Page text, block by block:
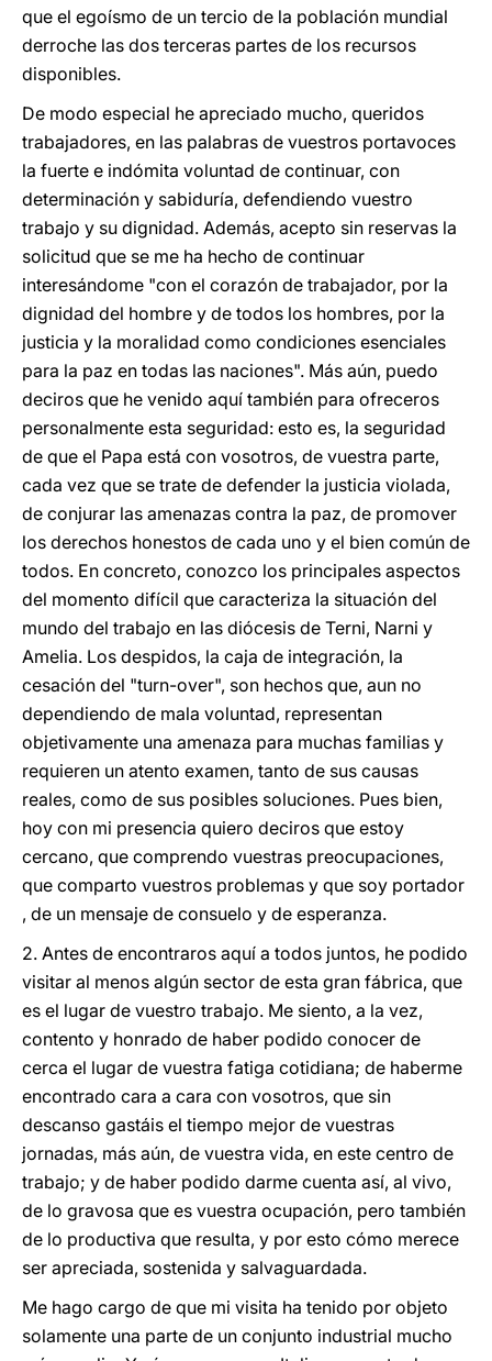
que el egoísmo de un tercio de la población mundial
derroche las dos terceras partes de los recursos
disponibles.
De modo especial he apreciado mucho, queridos
trabajadores, en las palabras de vuestros portavoces
la fuerte e indómita voluntad de continuar, con
determinación y sabiduría, defendiendo vuestro
trabajo y su dignidad. Además, acepto sin reservas la
solicitud que se me ha hecho de continuar
interesándome "con el corazón de trabajador, por la
dignidad del hombre y de todos los hombres, por la
justicia y la moralidad como condiciones esenciales
para la paz en todas las naciones". Más aún, puedo
deciros que he venido aquí también para ofreceros
personalmente esta seguridad: esto es, la seguridad
de que el Papa está con vosotros, de vuestra parte,
cada vez que se trate de defender la justicia violada,
de conjurar las amenazas contra la paz, de promover
los derechos honestos de cada uno y el bien común de
todos. En concreto, conozco los principales aspectos
del momento difícil que caracteriza la situación del
mundo del trabajo en las diócesis de Terni, Narni y
Amelia. Los despidos, la caja de integración, la
cesación del "turn-over", son hechos que, aun no
dependiendo de mala voluntad, representan
objetivamente una amenaza para muchas familias y
requieren un atento examen, tanto de sus causas
reales, como de sus posibles soluciones. Pues bien,
hoy con mi presencia quiero deciros que estoy
cercano, que comprendo vuestras preocupaciones,
que comparto vuestros problemas y que soy portador
, de un mensaje de consuelo y de esperanza.
2. Antes de encontraros aquí a todos juntos, he podido
visitar al menos algún sector de esta gran fábrica, que
es el lugar de vuestro trabajo. Me siento, a la vez,
contento y honrado de haber podido conocer de
cerca el lugar de vuestra fatiga cotidiana; de haberme
encontrado cara a cara con vosotros, que sin
descanso gastáis el tiempo mejor de vuestras
jornadas, más aún, de vuestra vida, en este centro de
trabajo; y de haber podido darme cuenta así, al vivo,
de lo gravosa que es vuestra ocupación, pero también
de lo productiva que resulta, y por esto cómo merece
ser apreciada, sostenida y salvaguardada.
Me hago cargo de que mi visita ha tenido por objeto
solamente una parte de un conjunto industrial mucho